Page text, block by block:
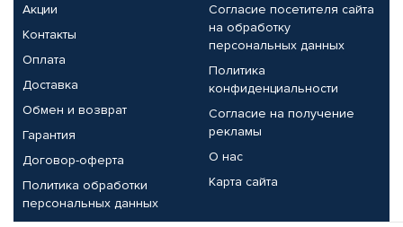
Акции
Контакты
Оплата
Доставка
Обмен и возврат
Гарантия
Договор-оферта
Политика обработки
персональных данных
Согласие посетителя сайта
на обработку
персональных данных
Политика
конфиденциальности
Согласие на получение
рекламы
О нас
Карта сайта